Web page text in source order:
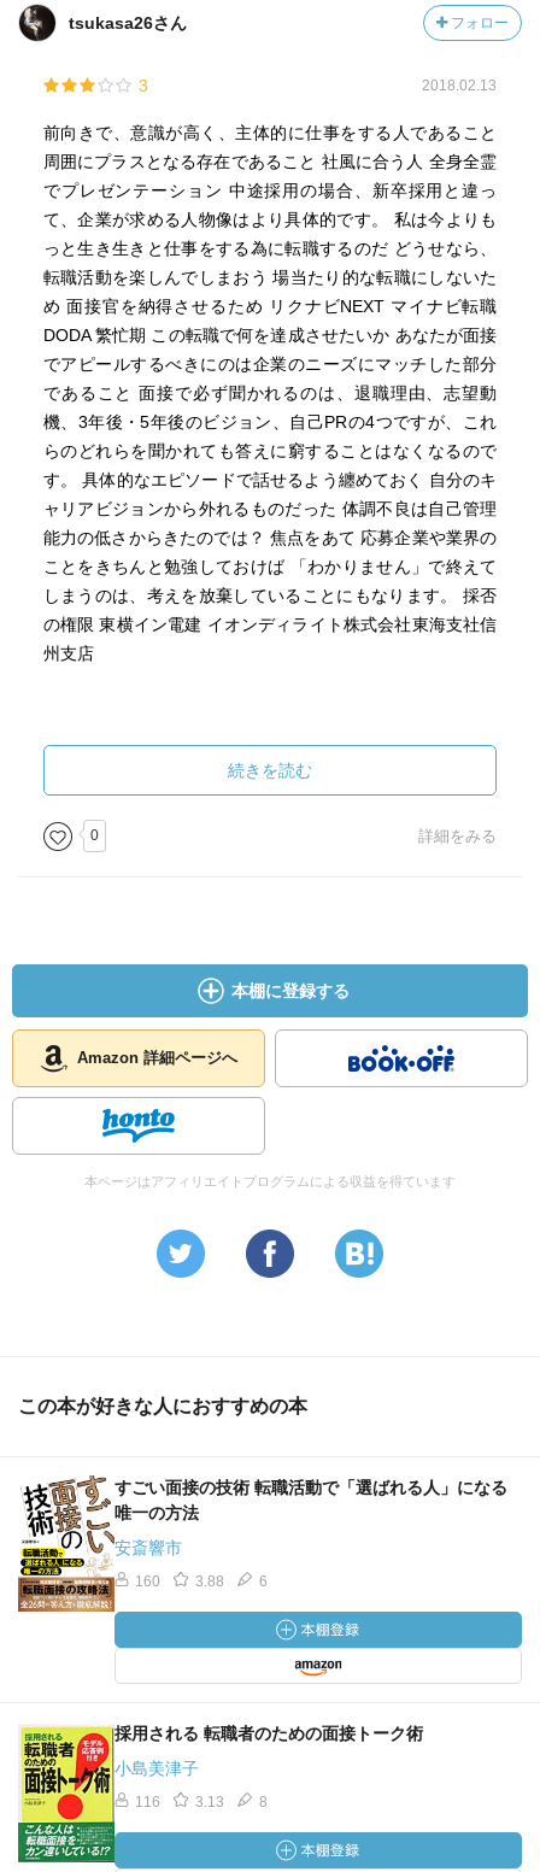
tsukasa26さん フォロー
3 2018.02.13
前向きで、意識が高く、主体的に仕事をする人であること
周囲にプラスとなる存在であること 社風に合う人 全身全霊
でプレゼンテーション 中途採用の場合、新卒採用と違っ
て、企業が求める人物像はより具体的です。 私は今よりも
っと生き生きと仕事をする為に転職するのだ どうせなら、
転職活動を楽しんでしまおう 場当たり的な転職にしないた
め 面接官を納得させるため リクナビNEXT マイナビ転職
DODA 繁忙期 この転職で何を達成させたいか あなたが面接
でアピールするべきにのは企業のニーズにマッチした部分
であること 面接で必ず聞かれるのは、退職理由、志望動
機、3年後・5年後のビジョン、自己PRの4つですが、これ
らのどれらを聞かれても答えに窮することはなくなるので
す。 具体的なエピソードで話せるよう纏めておく 自分のキ
ャリアビジョンから外れるものだった 体調不良は自己管理
能力の低さからきたのでは？ 焦点をあて 応募企業や業界の
ことをきちんと勉強しておけば 「わかりません」で終えて
しまうのは、考えを放棄していることにもなります。 採否
の権限 東横イン電建 イオンディライト株式会社東海支社信
州支店
続きを読む
0 詳細をみる
本棚に登録する
Amazon 詳細ページへ
本ページはアフィリエイトプログラムによる収益を得ています
この本が好きな人におすすめの本
すごい面接の技術 転職活動で「選ばれる人」になる
唯一の方法
安斎響市
160 3.88 6
採用される 転職者のための面接トーク術
小島美津子
116 3.13 8